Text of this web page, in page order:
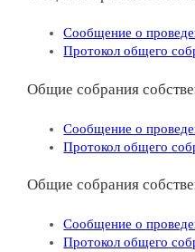
Сообщение о
Протокол общего
Общие собрания
Сообщение о
Протокол общего
Общие собрания
Сообщение о
Протокол общего